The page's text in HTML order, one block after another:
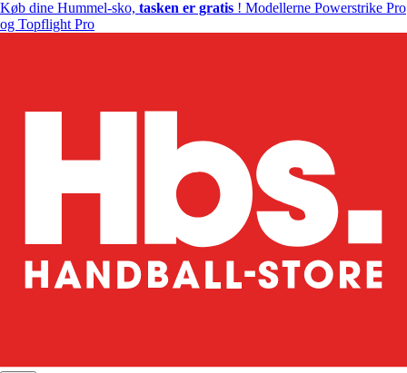
Køb dine Hummel-sko, tasken er gratis ! Modellerne Powerstrike Pro
og Topflight Pro